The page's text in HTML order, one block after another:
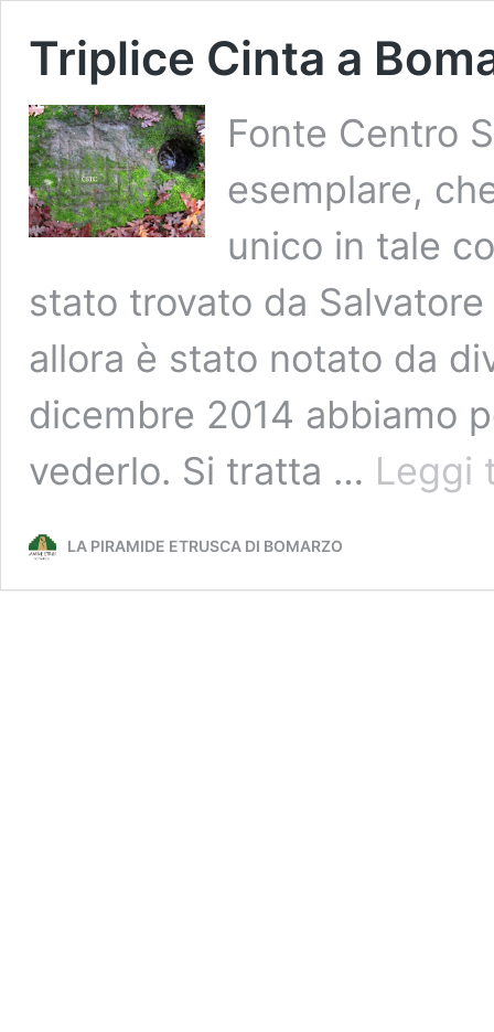
Triplice Cinta a
Fonte Centro
esemplare,
unico in tale
stato trovato da
allora è stato notato da
dicembre 2014 abbiamo
vederlo. Si tratta … Leggi
LA PIRAMIDE ETRUSCA DI BOMARZO